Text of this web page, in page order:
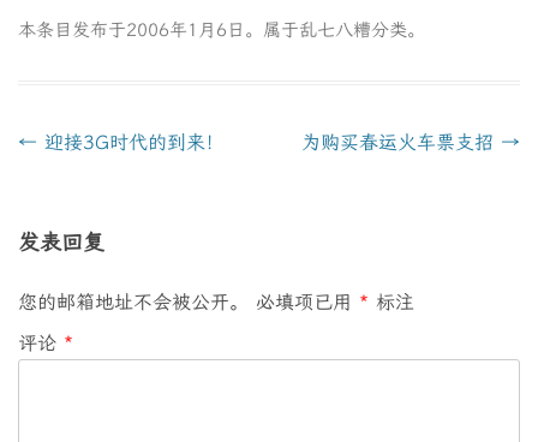
本条目发布于2006年1月6日 。属于乱七八糟分类。
文
航
← 迎接3G时代的到来！ 为购买春运火车票支招 →
发表回复
您的邮箱地址不会被公开。 必填项已用 * 标注
评论 *